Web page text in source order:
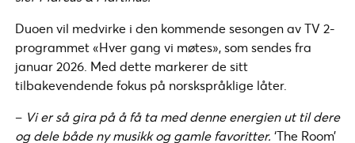
Duoen vil medvirke i den kommende sesongen av TV 2-
programmet «Hver gang vi møtes», som sendes fra
januar 2026. Med dette markerer de sitt
tilbakevendende fokus på norskspråklige låter.
– Vi er så gira på å få ta med denne energien ut til dere
og dele både ny musikk og gamle favoritter. ‘The Room’